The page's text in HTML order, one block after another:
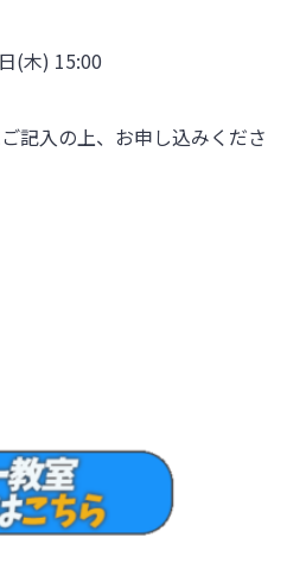
(木) 15:00
記入の上、お申し込みくださ